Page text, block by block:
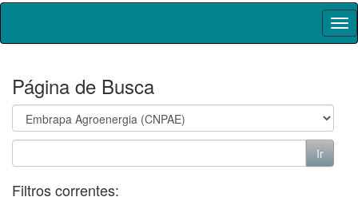
Skip
Página de Busca
Filtros correntes: